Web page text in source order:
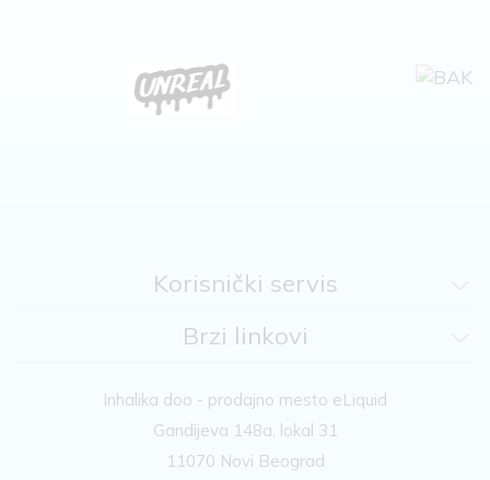
Korisnički servis
Brzi linkovi
Inhalika doo - prodajno mesto eLiquid
Gandijeva 148a, lokal 31
11070 Novi Beograd